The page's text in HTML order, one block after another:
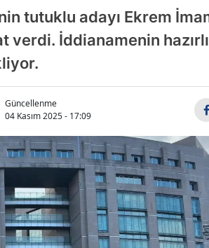
tutuklu adayı Ekrem
verdi. İddianamenin
Güncellenme
04 Kasım 2025 - 17:09